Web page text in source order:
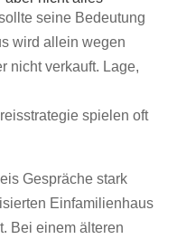
seine Bedeutung
wird allein wegen
nicht verkauft. Lage,
spielen oft
Gespräche stark
Einfamilienhaus
Bei einem älteren